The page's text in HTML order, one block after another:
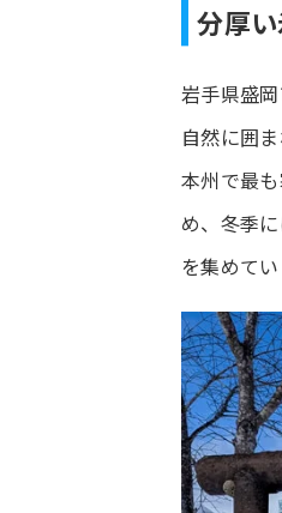
分厚
岩手県盛
自然に囲
本州で最
め、冬季
を集めてい